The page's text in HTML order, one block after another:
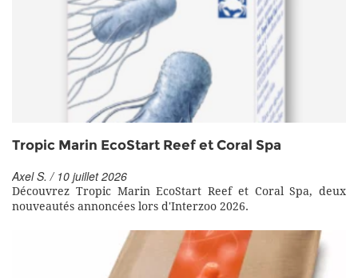
Tropic Marin EcoStart Reef et Coral Spa
Axel S. / 10 juillet 2026
Découvrez Tropic Marin EcoStart Reef et Coral Spa, deux
nouveautés annoncées lors d'Interzoo 2026.